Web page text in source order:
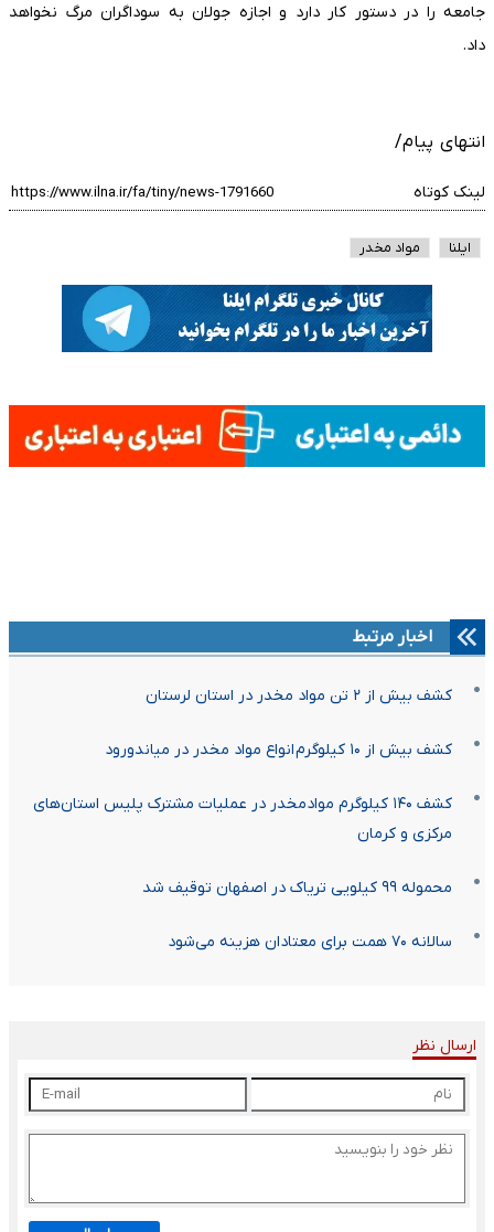
جامعه را در دستور کار دارد و اجازه جولان به سوداگران مرگ نخواهد
داد.
انتهای پیام/
لینک کوتاه
ایلنا مواد مخدر
اخبار مرتبط
کشف بیش از ۲ تن مواد مخدر در استان لرستان
کشف بیش از ۱۰ کیلوگرم انواع مواد مخدر در میاندورود
کشف ۱۴۰ کیلوگرم موادمخدر در عملیات مشترک پلیس استان‌های
مرکزی و کرمان
محموله ۹۹ کیلویی تریاک در اصفهان توقیف شد
سالانه ۷۰ همت برای معتادان هزینه می‌شود
ارسال نظر